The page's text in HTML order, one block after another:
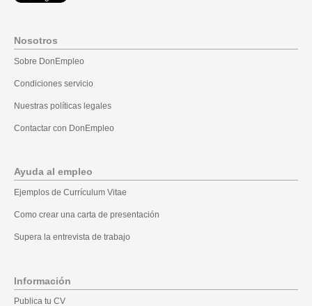
Nosotros
Sobre DonEmpleo
Condiciones servicio
Nuestras políticas legales
Contactar con DonEmpleo
Ayuda al empleo
Ejemplos de Currículum Vitae
Como crear una carta de presentación
Supera la entrevista de trabajo
Información
Publica tu CV